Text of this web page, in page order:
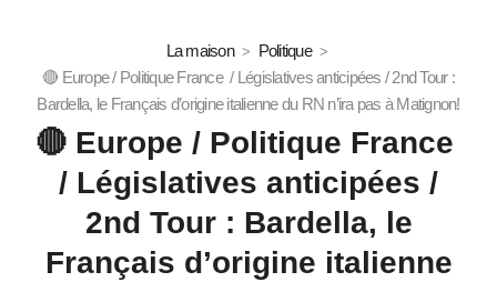
La maison
Politique
🔴 Europe / Politique France / Législatives anticipées / 2nd Tour :
Bardella, le Français d’origine italienne du RN n’ira pas à Matignon!
🔴 Europe / Politique France
/ Législatives anticipées /
2nd Tour : Bardella, le
Français d’origine italienne